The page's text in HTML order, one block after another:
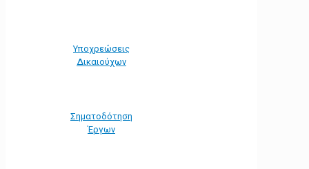
Υποχρεώσεις
Δικαιούχων
Σηματοδότηση
Έργων